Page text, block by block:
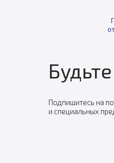
Подпишитесь на
и специальных